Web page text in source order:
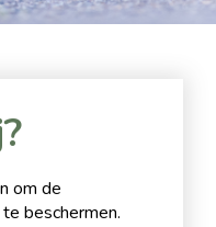
om de
beschermen.